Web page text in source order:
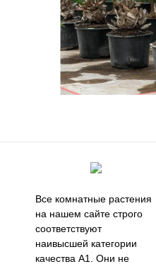
Все комнатные растения
на нашем сайте строго
соответствуют
наивысшей категории
качества А1. Они не